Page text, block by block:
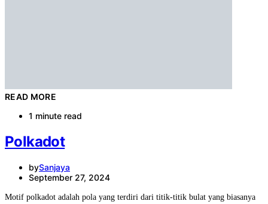
READ MORE
1 minute read
Polkadot
bySanjaya
September 27, 2024
Motif polkadot adalah pola yang terdiri dari titik-titik bulat yang biasanya